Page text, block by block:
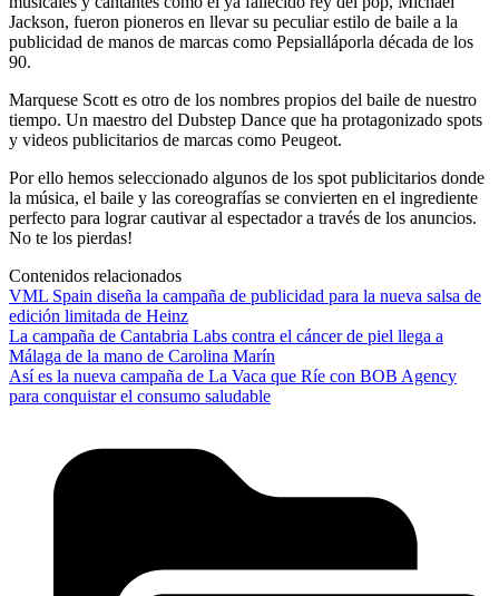
Jackson, fueron pioneros en llevar su peculiar estilo de baile a la
publicidad de manos de marcas como Pepsialláporla década de los
90.
Marquese Scott es otro de los nombres propios del baile de nuestro
tiempo. Un maestro del Dubstep Dance que ha protagonizado spots
y videos publicitarios de marcas como Peugeot.
Por ello hemos seleccionado algunos de los spot publicitarios donde
la música, el baile y las coreografías se convierten en el ingrediente
perfecto para lograr cautivar al espectador a través de los anuncios.
No te los pierdas!
Contenidos relacionados
VML Spain diseña la campaña de publicidad para la nueva salsa de
edición limitada de Heinz
La campaña de Cantabria Labs contra el cáncer de piel llega a
Málaga de la mano de Carolina Marín
Así es la nueva campaña de La Vaca que Ríe con BOB Agency
para conquistar el consumo saludable